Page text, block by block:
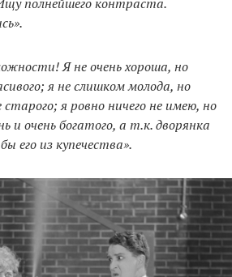
Я не очень хороша, но
я не слишком молода, но
я ровно ничего не имею, но
и очень богатого, а т.к. дворянка
его из купечества».